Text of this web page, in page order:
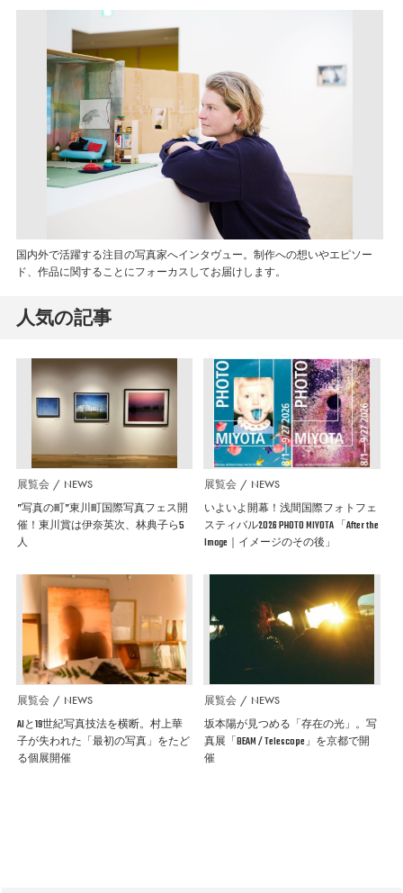
国内外で活躍する注目の写真家へインタヴュー。制作への想いやエピソー
ド、作品に関することにフォーカスしてお届けします。
人気の記事
展覧会 NEWS
”写真の町”東川町国際写真フェス開
催！東川賞は伊奈英次、林典子ら5
人
展覧会 NEWS
いよいよ開幕！浅間国際フォトフェ
スティバル2026 PHOTO MIYOTA 「After the
Image｜イメージのその後」
展覧会 NEWS
AIと19世紀写真技法を横断。村上華
子が失われた「最初の写真」をたど
る個展開催
展覧会 NEWS
坂本陽が見つめる「存在の光」。写
真展「BEAM / Telescope」を京都で開
催